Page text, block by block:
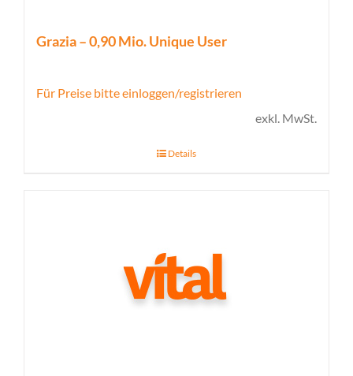
Grazia – 0,90 Mio. Unique User
Für Preise bitte einloggen/registrieren
exkl. MwSt.
Details